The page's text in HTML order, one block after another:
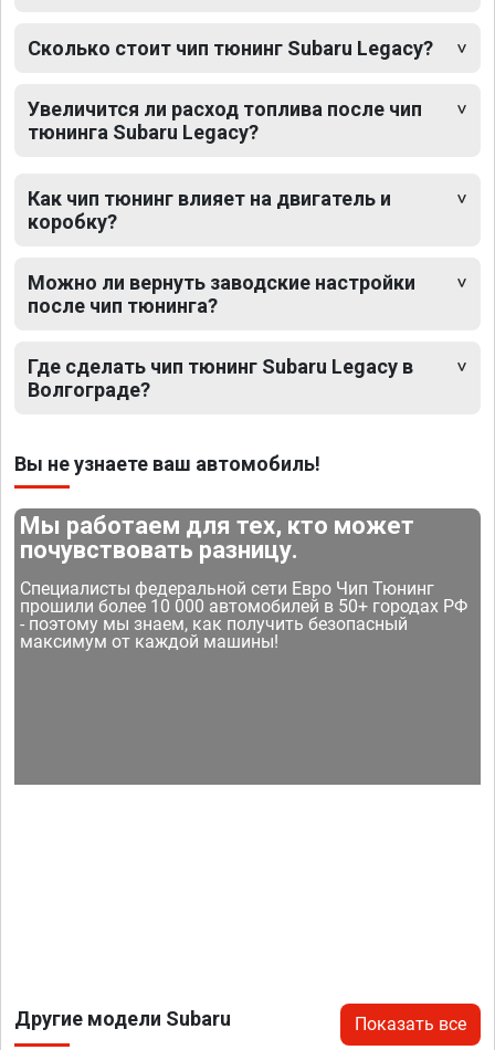
Сколько стоит чип тюнинг Subaru Legacy?
Увеличится ли расход топлива после чип
тюнинга Subaru Legacy?
Как чип тюнинг влияет на двигатель и
коробку?
Можно ли вернуть заводские настройки
после чип тюнинга?
Где сделать чип тюнинг Subaru Legacy в
Волгограде?
Вы не узнаете ваш автомобиль!
Мы работаем для тех, кто может
почувствовать разницу.
Специалисты федеральной сети Евро Чип Тюнинг
прошили более 10 000 автомобилей в 50+ городах РФ
- поэтому мы знаем, как получить безопасный
максимум от каждой машины!
Другие модели Subaru Показать все